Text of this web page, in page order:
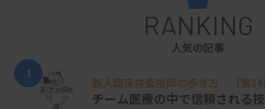
RANKING
人気の記事
1
新人臨床検査技師の歩き方 ［第16
チーム医療の中で信頼される